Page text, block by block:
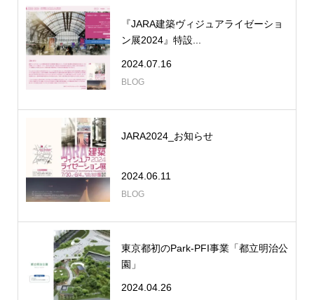
『JARA建築ヴィジュアライゼーショ
ン展2024』特設...
2024.07.16
BLOG
JARA2024_お知らせ
2024.06.11
BLOG
東京都初のPark-PFI事業「都立明治公
園」
2024.04.26